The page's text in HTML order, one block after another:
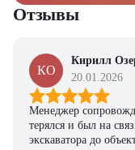
Отзывы
КО
Кирилл
20.01.2026
Менеджер
терялся и был на
экскаватора до